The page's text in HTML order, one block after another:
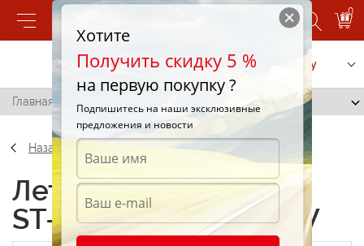
0
Позвонить Заказать услугу
Главная /
Назад
Летние шины Firenza
ST-08 225/50 R17 98W
Хотите
Получить скидку 5 %
на первую покупку ?
Подпишитесь на наши эксклюзивные
предложения и новости